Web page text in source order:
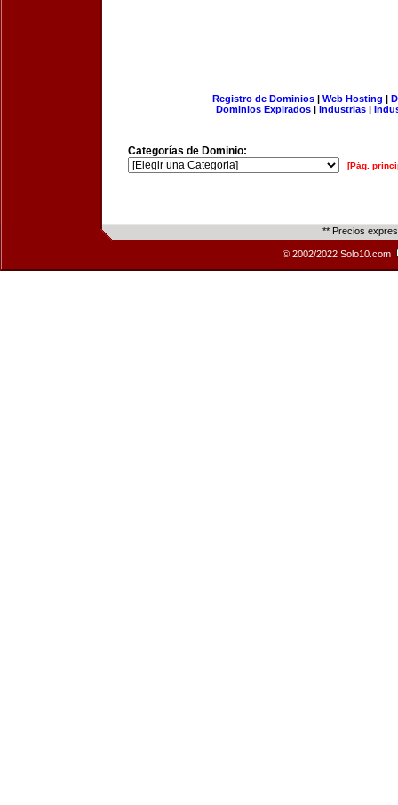
Registro de Dominios| Web Hosting |
Dominios Expirados | Industrias |
Categorías de Dominio:
[Pág.
** Precios
© 2002/2022 Solo10.com